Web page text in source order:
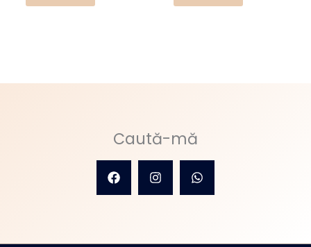
Caută-mă